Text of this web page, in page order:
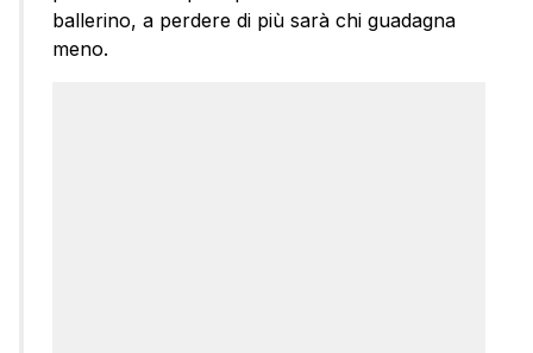
ballerino, a perdere di più sarà chi guadagna
meno.